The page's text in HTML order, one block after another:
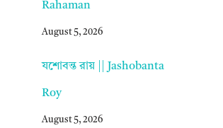
Rahaman
August 5, 2026
যশোবন্ত রায় || Jashobanta
Roy
August 5, 2026